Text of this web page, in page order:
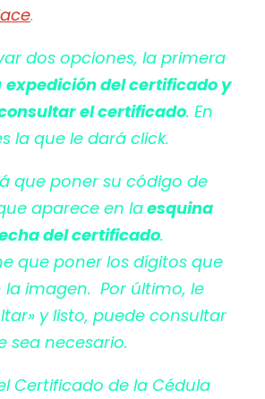
.
dos opciones, la primera
expedición del certificado y
el certificado. En
la que le dará click.
que poner su código de
aparece en laesquina
del certificado.
que poner los dígitos que
imagen. Por último, le
y listo, puede consultar
sea necesario.